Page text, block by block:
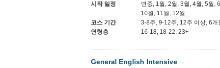
시작 일정
연중, 1월, 2월, 3월, 4월, 5월,
10월, 11월, 12월
코스 기간
3-8주, 9-12주, 12주 이상, 6개
연령층
16-18, 18-22, 23+
General English Intensive